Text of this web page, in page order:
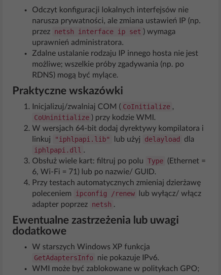
Odczyt konfiguracji lokalnych interfejsów nie
narusza prywatności, ale zmiana ustawień IP (np.
przez netsh interface ip set ) wymaga
uprawnień administratora.
Zdalne ustalanie rodzaju IP innego hosta nie jest
możliwe; wszelkie próby zgadywania (np. po
RDNS) mogą być mylące.
Praktyczne wskazówki
Inicjalizuj/zwalniaj COM ( CoInitialize ,
CoUninitialize ) przy kodzie WMI.
W wersjach 64-bit dodaj dyrektywy kompilatora i
linkuj
"iphlpapi.lib" lub użyj delayload
dla
iphlpapi.dll .
Obsłuż wiele kart: filtruj po polu Type (Ethernet =
6, Wi-Fi = 71) lub po nazwie/ GUID.
Przy testach automatycznych zmieniaj dzierżawę
poleceniem
ipconfig /renew
lub wyłącz/ włącz
adapter poprzez netsh .
Ewentualne zastrzeżenia lub uwagi
dodatkowe
W starszych Windows XP funkcja
GetAdaptersInfo nie pokazuje IPv6.
WMI może być zablokowane w politykach GPO;